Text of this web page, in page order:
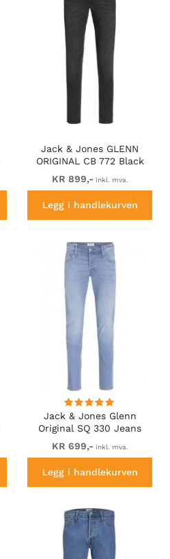
Jack & Jones GLENN
ORIGINAL CB 772 Black
Denim
KR 899,- inkl. mva.
Legg i handlekurven
Jack & Jones Glenn
Original SQ 330 Jeans
Blue Denim
KR 699,- inkl. mva.
Legg i handlekurven